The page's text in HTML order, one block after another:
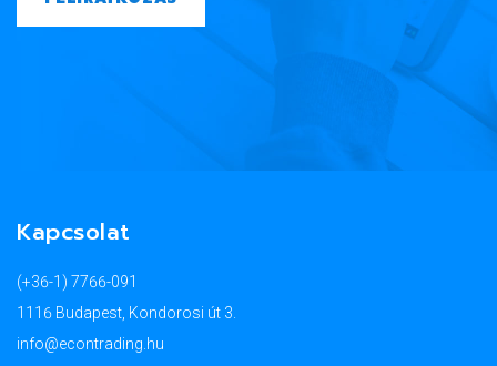
Kapcsolat
(+36-1) 7766-091
1116 Budapest, Kondorosi út 3.
info@econtrading.hu